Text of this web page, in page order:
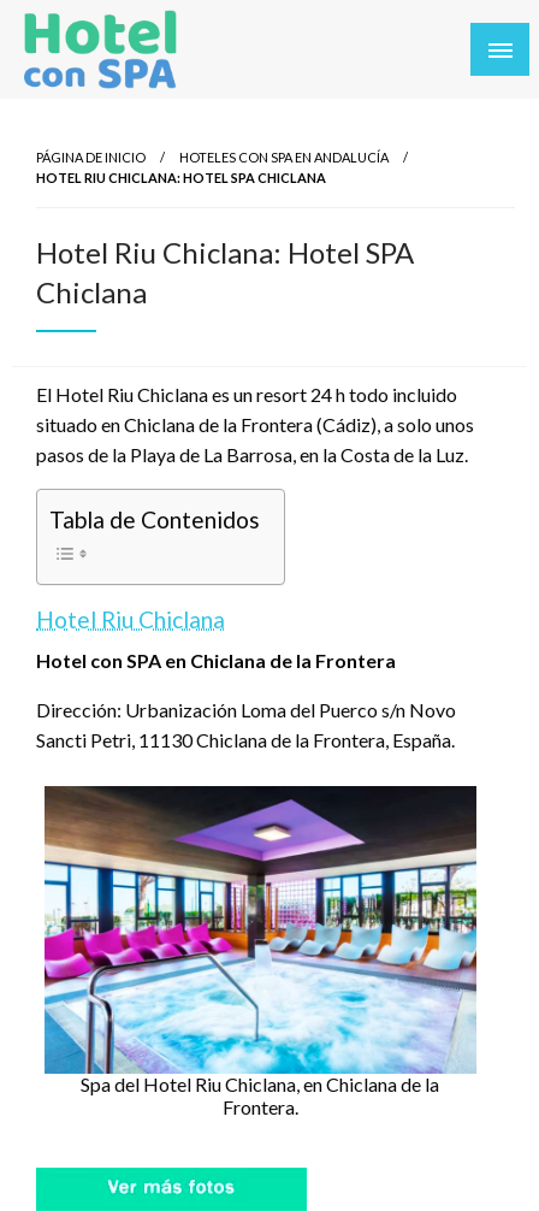
Saltar
contenido
PÁGINA DE INICIO
HOTELES CON SPA EN ANDALUCÍA
HOTEL RIU CHICLANA: HOTEL SPA CHICLANA
Hotel Riu Chiclana: Hotel SPA
Chiclana
El Hotel Riu Chiclana es un resort 24 h todo incluido
situado en Chiclana de la Frontera (Cádiz), a solo unos
pasos de la Playa de La Barrosa, en la Costa de la Luz.
Tabla de Contenidos
Hotel Riu Chiclana
Hotel con SPA en Chiclana de la Frontera
Dirección: Urbanización Loma del Puerco s/n Novo
Sancti Petri, 11130 Chiclana de la Frontera, España.
Spa del Hotel Riu Chiclana, en Chiclana de la
Frontera.